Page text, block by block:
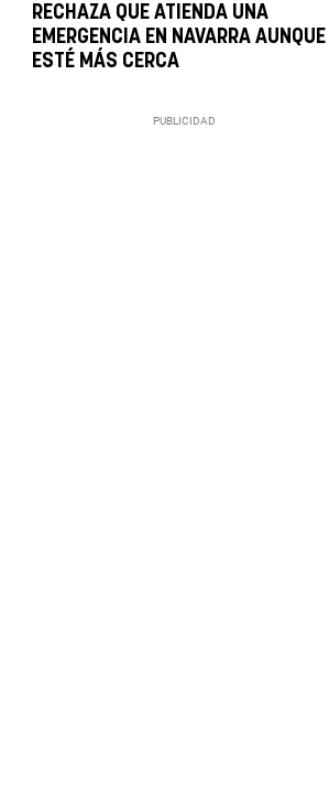
RECHAZA QUE ATIENDA UNA
EMERGENCIA EN NAVARRA AUNQUE
ESTÉ MÁS CERCA